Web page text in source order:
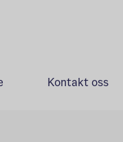
Kontakt oss